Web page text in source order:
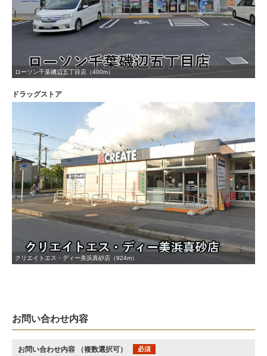
ローソン千葉磯辺五丁目店（400m）
ドラッグストア
クリエイトエス・ディー美浜真砂店（924m）
お問い合わせ内容
お問い合わせ内容 （複数選択可） 必須